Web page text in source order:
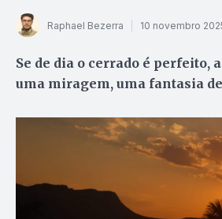
Raphael Bezerra 10 novembro
Se de dia o cerrado é perfeito,
uma miragem, uma fantasia